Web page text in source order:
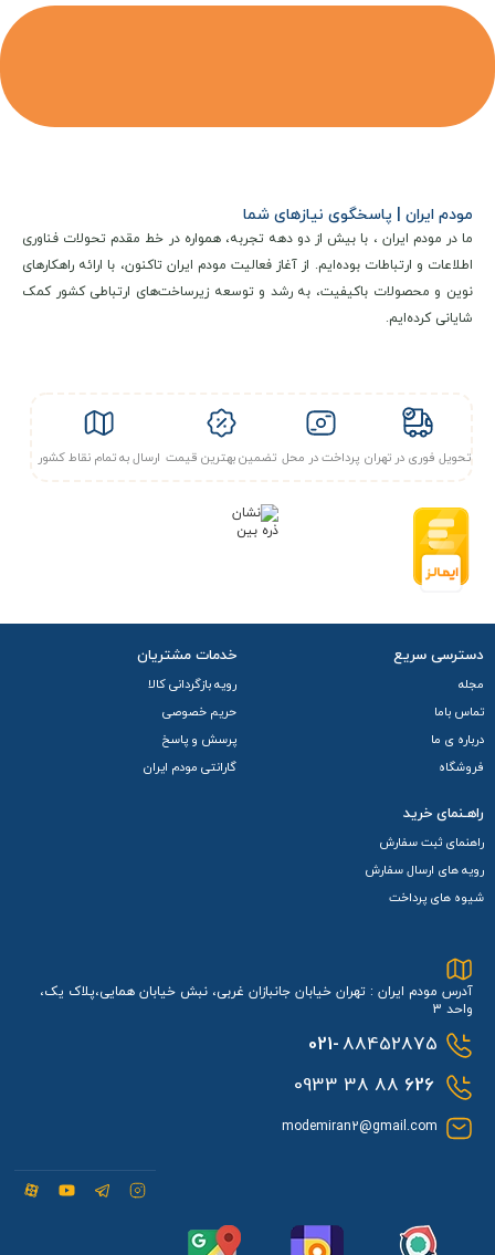
مودم ایران | پاسخگوی نیازهای شما
ما در مودم ایران ، با بیش از دو دهه تجربه، همواره در خط مقدم تحولات فناوری
اطلاعات و ارتباطات بوده‌ایم. از آغاز فعالیت مودم ایران تاکنون، با ارائه راهکارهای
نوین و محصولات باکیفیت، به رشد و توسعه زیرساخت‌های ارتباطی کشور کمک
شایانی کرده‌ایم.
تحویل فوری در تهران پرداخت در محل تضمین بهترین قیمت ارسال به تمام نقاط کشور
دسترسی سریع
مجله
تماس باما
درباره ی ما
فروشگاه
خدمات مشتریان
رویه بازگردانی کالا
حریم خصوصی
پرسش و پاسخ
گارانتی مودم ایران
راهـنمای خرید
راهنمای ثبت سفارش
رویه های ارسال سفارش
شیوه های پرداخت
آدرس مودم ایران : تهران خیابان جانبازان غربی، نبش خیابان همایی،پلاک یک،
واحد 3
021-88452875
626
88 38 0933
modemiran2@gmail.com